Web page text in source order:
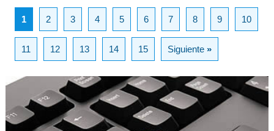
1 2 3 4 5 6 7 8 9 10
11 12 13 14 15 Siguiente»